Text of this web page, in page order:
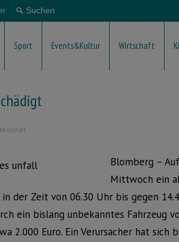
Sport Events&Kultur Wirtschaft
Blomberg –
Mittwoch ein
der Zeit von 06.30 Uhr bis gegen
ein bislang unbekanntes Fahrzeug
2.000 Euro. Ein Verursacher hat sich